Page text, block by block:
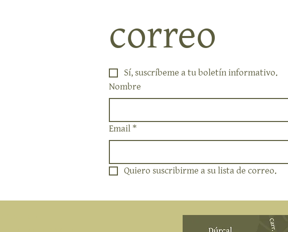
correo
Sí, suscríbeme a tu boletín informativo.
Nombre
Email *
Quiero suscribirme a su lista de correo.